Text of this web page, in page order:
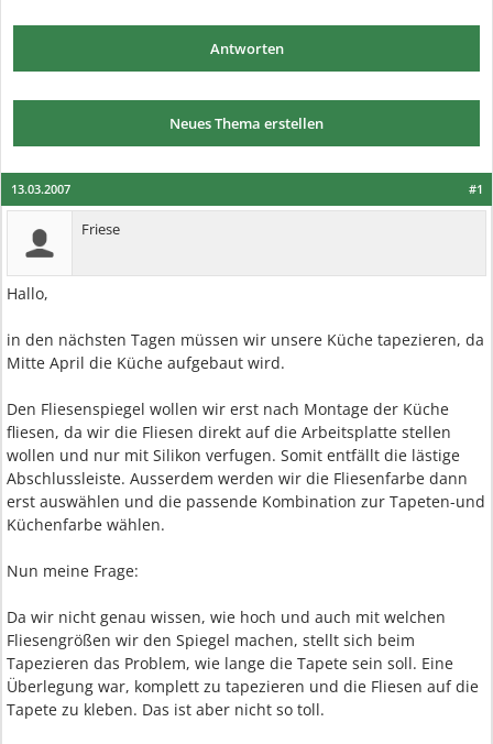
Antworten
Neues Thema erstellen
#1
13.03.2007
Friese
Hallo,
in den nächsten Tagen müssen wir unsere Küche tapezieren, da
Mitte April die Küche aufgebaut wird.
Den Fliesenspiegel wollen wir erst nach Montage der Küche
fliesen, da wir die Fliesen direkt auf die Arbeitsplatte stellen
wollen und nur mit Silikon verfugen. Somit entfällt die lästige
Abschlussleiste. Ausserdem werden wir die Fliesenfarbe dann
erst auswählen und die passende Kombination zur Tapeten-und
Küchenfarbe wählen.
Nun meine Frage:
Da wir nicht genau wissen, wie hoch und auch mit welchen
Fliesengrößen wir den Spiegel machen, stellt sich beim
Tapezieren das Problem, wie lange die Tapete sein soll. Eine
Überlegung war, komplett zu tapezieren und die Fliesen auf die
Tapete zu kleben. Das ist aber nicht so toll.